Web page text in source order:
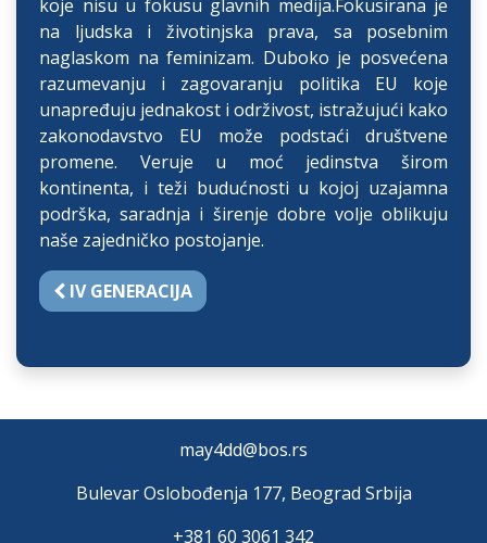
koje nisu u fokusu glavnih medija.Fokusirana je
na ljudska i životinjska prava, sa posebnim
naglaskom na feminizam. Duboko je posvećena
razumevanju i zagovaranju politika EU koje
unapređuju jednakost i održivost, istražujući kako
zakonodavstvo EU može podstaći društvene
promene. Veruje u moć jedinstva širom
kontinenta, i teži budućnosti u kojoj uzajamna
podrška, saradnja i širenje dobre volje oblikuju
naše zajedničko postojanje.
IV GENERACIJA
may4dd@bos.rs
Bulevar Oslobođenja 177, Beograd Srbija
+381 60 3061 342